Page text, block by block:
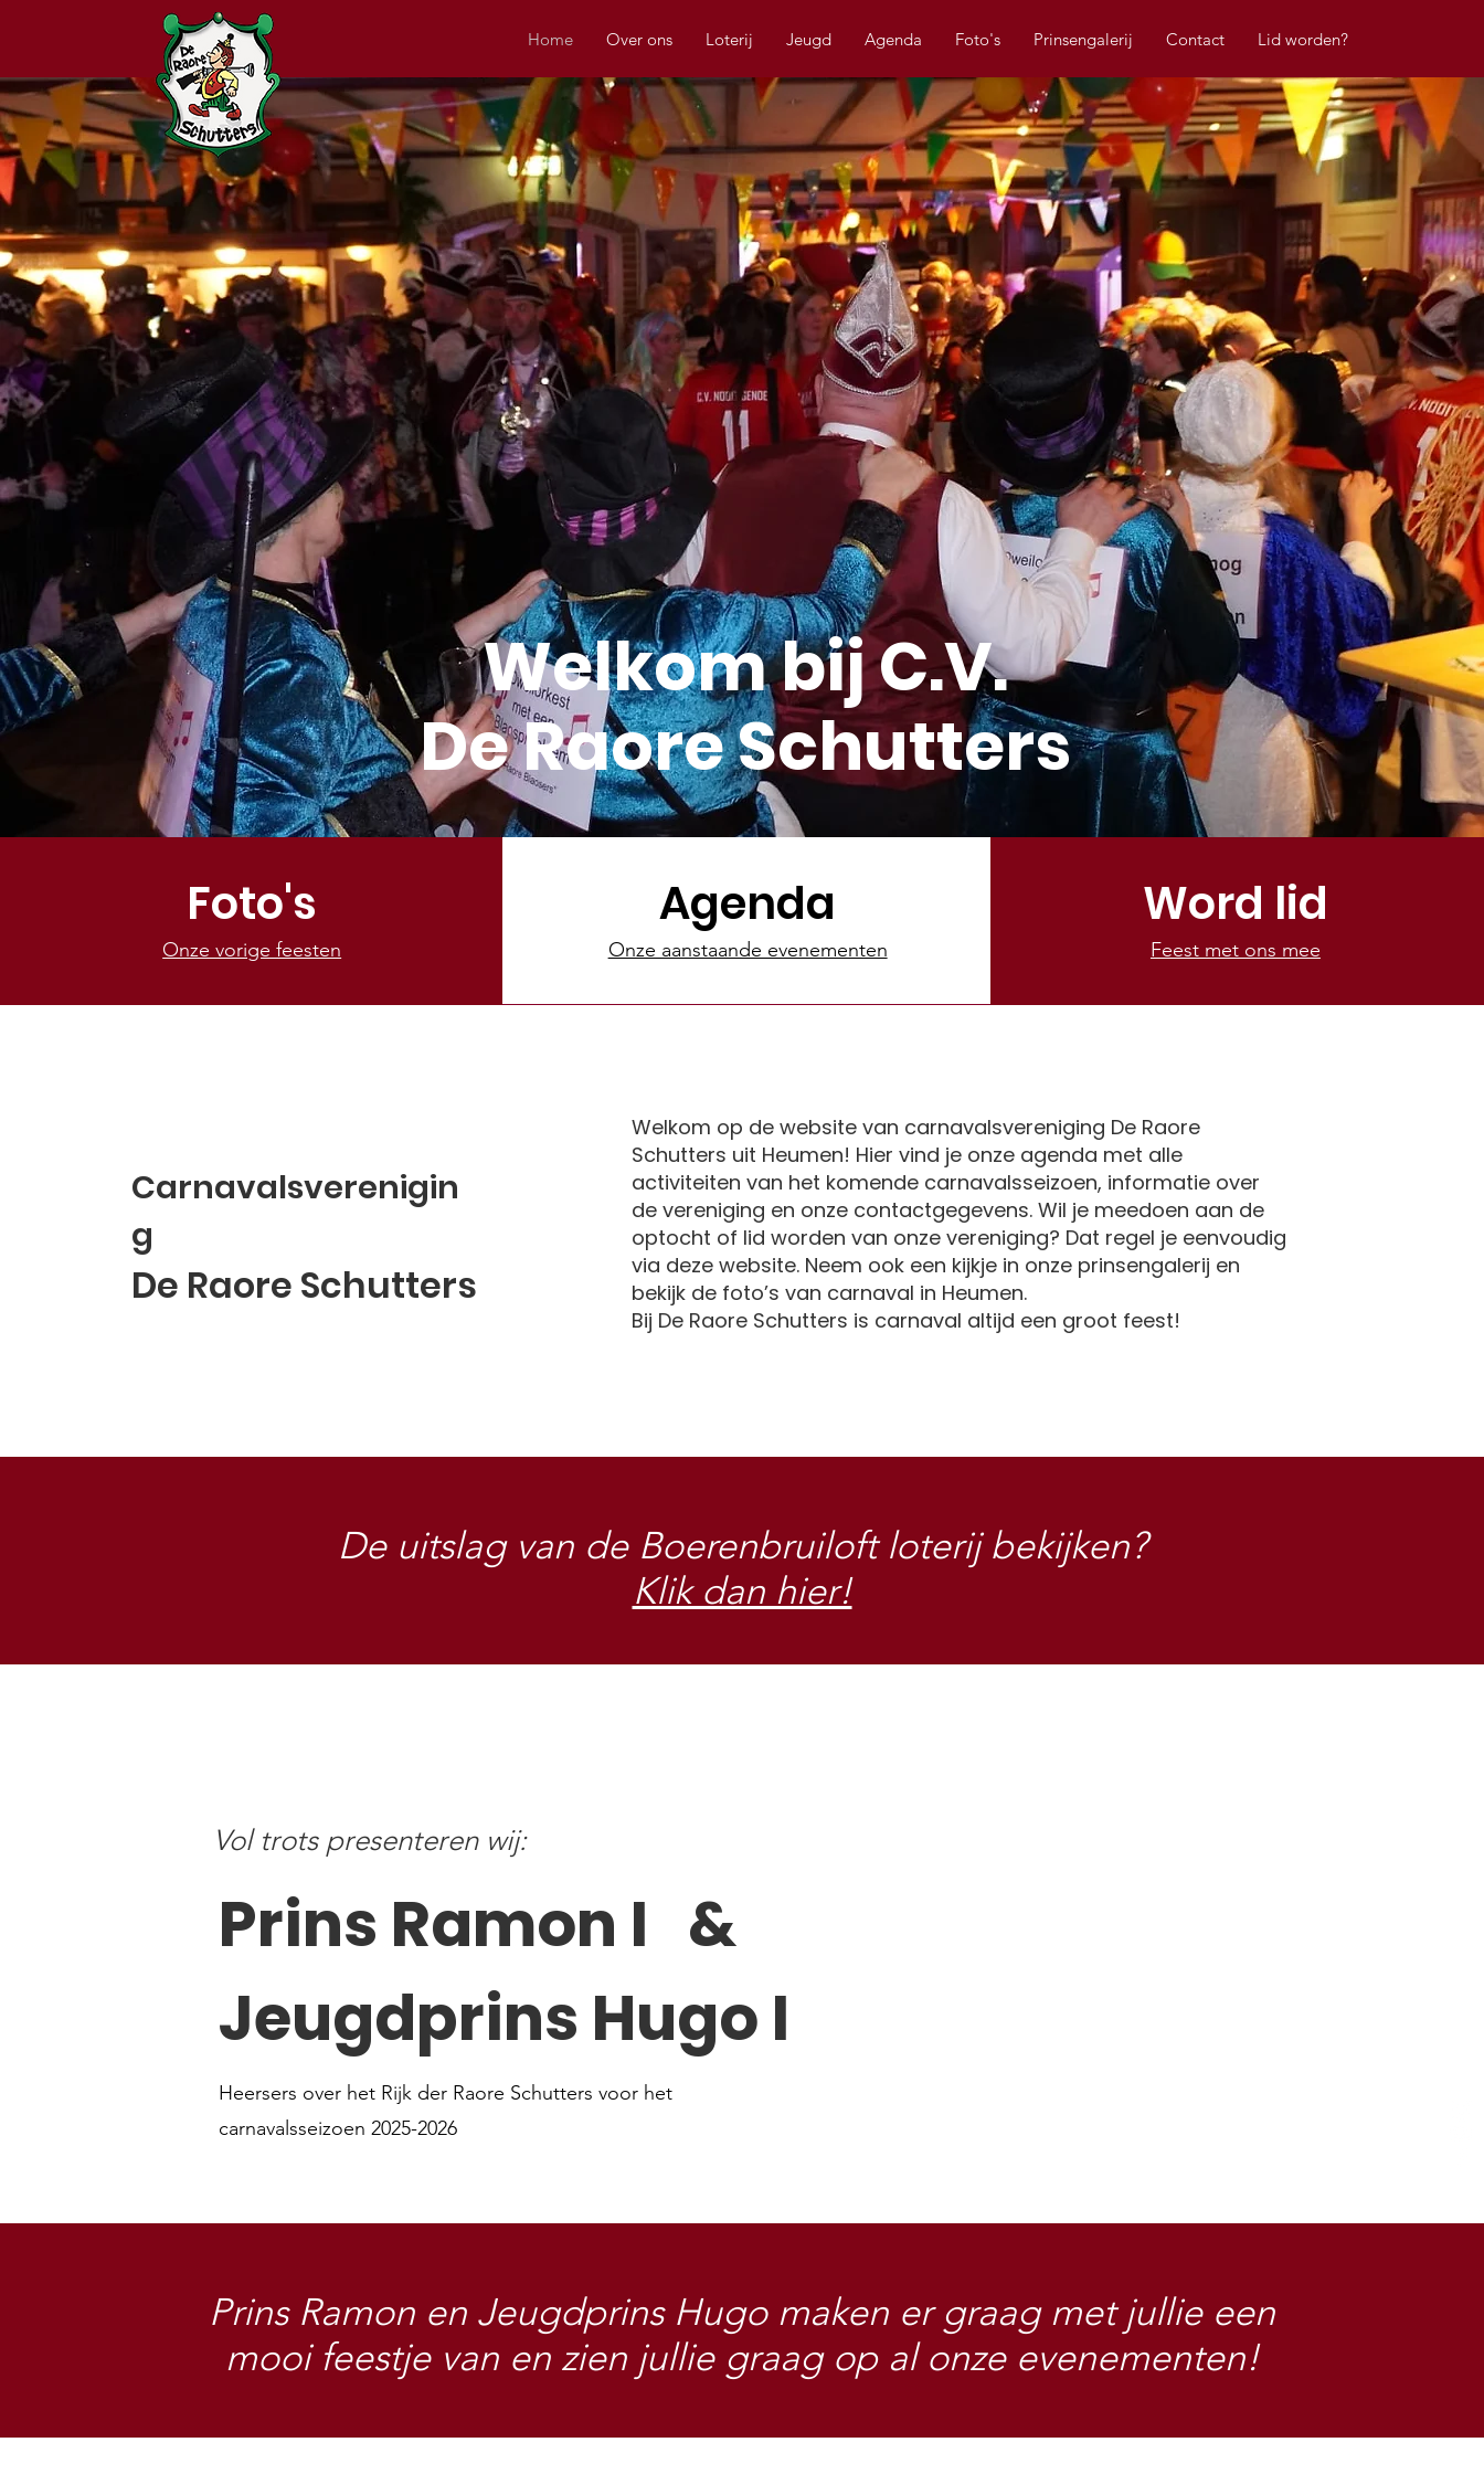
Home Over ons Loterij Jeugd Agenda Foto's Prinsengalerij Contact Lid worden?
Welkom bij C.V.
De Raore Schutters
Foto's
Onze vorige feesten
Agenda
Onze aanstaande evenementen
Word lid
Feest met ons mee
Carnavalsverenigin
g
De Raore Schutters
Welkom op de website van carnavalsvereniging De Raore
Schutters uit Heumen! Hier vind je onze agenda met alle
activiteiten van het komende carnavalsseizoen, informatie over
de vereniging en onze contactgegevens. Wil je meedoen aan de
optocht of lid worden van onze vereniging? Dat regel je eenvoudig
via deze website. Neem ook een kijkje in onze prinsengalerij en
bekijk de foto’s van carnaval in Heumen.
Bij De Raore Schutters is carnaval altijd een groot feest!
De uitslag van de Boerenbruiloft loterij bekijken?
Klik dan hier!
Vol trots presenteren wij:
Prins Ramon I &
Jeugdprins Hugo I
Heersers over het Rijk der Raore Schutters voor het
carnavalsseizoen 2025-2026
Prins Ramon en Jeugdprins Hugo maken er graag met jullie een
mooi feestje van en zien jullie graag op al onze evenementen!